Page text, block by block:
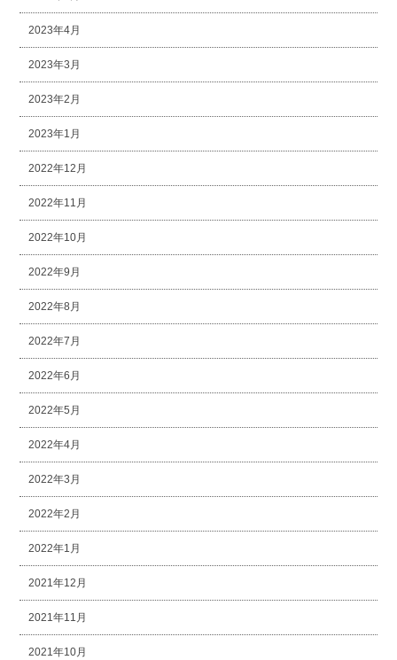
2023年4月
2023年3月
2023年2月
2023年1月
2022年12月
2022年11月
2022年10月
2022年9月
2022年8月
2022年7月
2022年6月
2022年5月
2022年4月
2022年3月
2022年2月
2022年1月
2021年12月
2021年11月
2021年10月